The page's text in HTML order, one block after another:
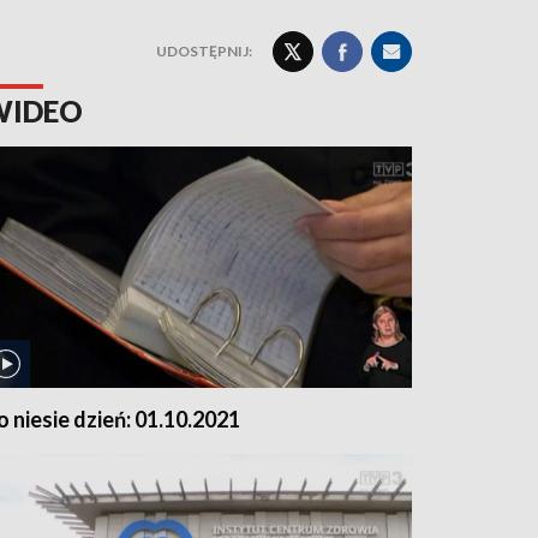
UDOSTĘPNIJ:
niesie dzień: 01.10.2021